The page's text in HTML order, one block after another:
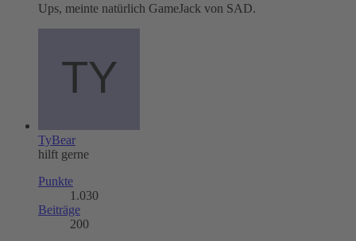
Ups, meinte natürlich GameJack von SAD.
TyBear
hilft gerne
Punkte
1.030
Beiträge
200